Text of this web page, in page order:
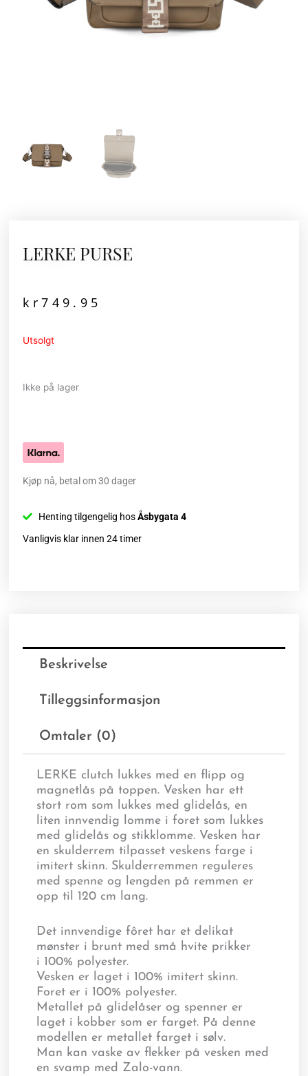
LERKE PURSE
kr749.95
Utsolgt
Ikke på lager
Kjøp nå, betal om 30 dager
Henting tilgengelig hosÅsbygata 4
Vanligvis klar innen 24 timer
Beskrivelse
Tilleggsinformasjon
Omtaler (0)
LERKE clutch lukkes med en flipp og
magnetlås på toppen. Vesken har ett
stort rom som lukkes med glidelås, en
liten innvendig lomme i foret som lukkes
med glidelås og stikklomme. Vesken har
en skulderrem tilpasset veskens farge i
imitert skinn. Skulderremmen reguleres
med spenne og lengden på remmen er
opp til 120 cm lang.
Det innvendige fôret har et delikat
mønster i brunt med små hvite prikker
i 100% polyester.
Vesken er laget i 100% imitert skinn.
Foret er i 100% polyester.
Metallet på glidelåser og spenner er
laget i kobber som er farget. På denne
modellen er metallet farget i sølv.
Man kan vaske av flekker på vesken med
en svamp med Zalo-vann.